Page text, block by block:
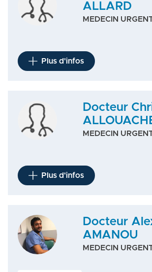
ALLARD
MEDECIN
Plus d'infos
Docteur
MEDECIN
Plus d'infos
Docteur
AMANOU
MEDECIN